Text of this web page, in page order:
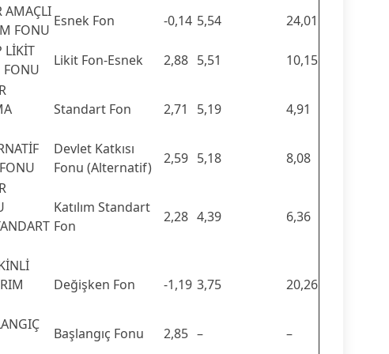
AMAÇLI
FONU
Esnek Fon -0,14 5,54 24,01
LİKİT
FONU
Likit Fon-Esnek 2,88 5,51 10,15
Standart Fon 2,71 5,19 4,91
Devlet Katkısı
Fonu (Alternatif)
2,59 5,18 8,08
Katılım Standart
Fon
2,28 4,39 6,36
Değişken Fon -1,19 3,75 20,26
Başlangıç Fonu 2,85 – –